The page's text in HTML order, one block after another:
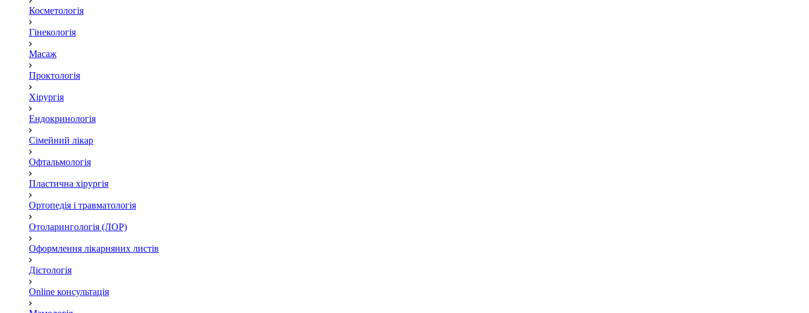
Косметологія
Гінекологія
Масаж
Проктологія
Хірургія
Ендокринологія
Сімейний лікар
Офтальмологія
Пластична хірургія
Ортопедія і травматологія
Отоларингологія (ЛОР)
Оформлення лікарняних листів
Дієтологія
Online консультація